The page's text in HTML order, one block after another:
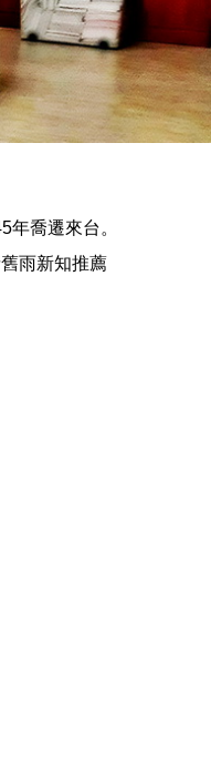
喬遷來台。
雨新知推薦